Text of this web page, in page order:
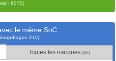
- 6070)
le même SoC
210)
Toutes les marques(62)